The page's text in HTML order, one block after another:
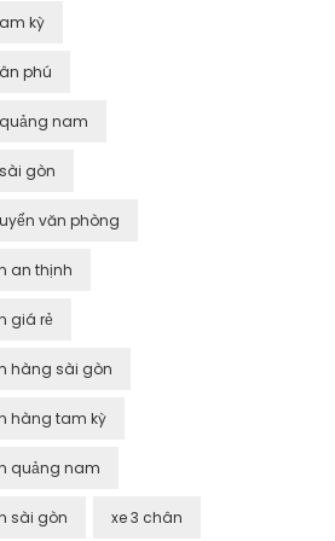
kỳ
phú
nam
gòn
văn phòng
an thịnh
giá rẻ
hàng sài gòn
hàng tam kỳ
quảng nam
sài gòn xe 3 chân